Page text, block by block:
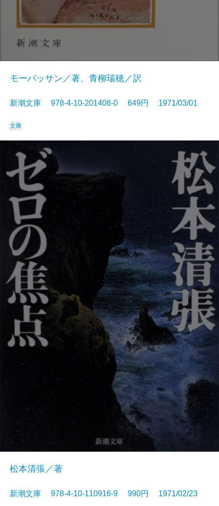
モーパッサン／著、青柳瑞穂／訳
新潮文庫 978-4-10-201408-0 649円 1971/03/01
文庫
松本清張／著
新潮文庫 978-4-10-110916-9 990円 1971/02/23